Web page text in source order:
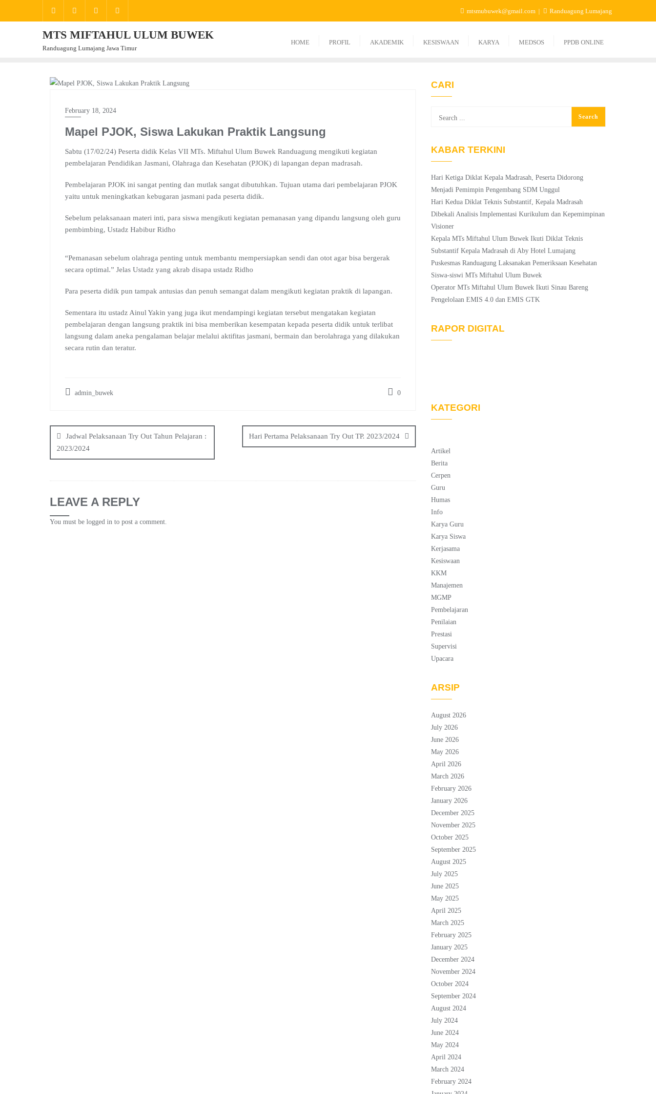
mtsmubuwek@gmail.com Randuagung Lumajang
MTS MIFTAHUL ULUM BUWEK
Randuagung Lumajang Jawa Timur
HOME PROFIL AKADEMIK KESISWAAN KARYA MEDSOS PPDB ONLINE
February 18, 2024
Mapel PJOK, Siswa Lakukan Praktik Langsung
Sabtu (17/02/24) Peserta didik Kelas VII MTs. Miftahul Ulum Buwek Randuagung mengikuti kegiatan
pembelajaran Pendidikan Jasmani, Olahraga dan Kesehatan (PJOK) di lapangan depan madrasah.
Pembelajaran PJOK ini sangat penting dan mutlak sangat dibutuhkan. Tujuan utama dari pembelajaran PJOK
yaitu untuk meningkatkan kebugaran jasmani pada peserta didik.
Sebelum pelaksanaan materi inti, para siswa mengikuti kegiatan pemanasan yang dipandu langsung oleh guru
pembimbing, Ustadz Habibur Ridho
“Pemanasan sebelum olahraga penting untuk membantu mempersiapkan sendi dan otot agar bisa bergerak
secara optimal.” Jelas Ustadz yang akrab disapa ustadz Ridho
Para peserta didik pun tampak antusias dan penuh semangat dalam mengikuti kegiatan praktik di lapangan.
Sementara itu ustadz Ainul Yakin yang juga ikut mendampingi kegiatan tersebut mengatakan kegiatan
pembelajaran dengan langsung praktik ini bisa memberikan kesempatan kepada peserta didik untuk terlibat
langsung dalam aneka pengalaman belajar melalui aktifitas jasmani, bermain dan berolahraga yang dilakukan
secara rutin dan teratur.
admin_buwek 0
navigation
Jadwal Pelaksanaan Try Out Tahun Pelajaran :
2023/2024
Hari Pertama Pelaksanaan Try Out TP. 2023/2024
LEAVE A REPLY
You must be logged in to post a comment.
CARI
KABAR TERKINI
Hari Ketiga Diklat Kepala Madrasah, Peserta Didorong
Menjadi Pemimpin Pengembang SDM Unggul
Hari Kedua Diklat Teknis Substantif, Kepala Madrasah
Dibekali Analisis Implementasi Kurikulum dan Kepemimpinan
Visioner
Kepala MTs Miftahul Ulum Buwek Ikuti Diklat Teknis
Substantif Kepala Madrasah di Aby Hotel Lumajang
Puskesmas Randuagung Laksanakan Pemeriksaan Kesehatan
Siswa-siswi MTs Miftahul Ulum Buwek
Operator MTs Miftahul Ulum Buwek Ikuti Sinau Bareng
Pengelolaan EMIS 4.0 dan EMIS GTK
RAPOR DIGITAL
KATEGORI
Artikel
Berita
Cerpen
Guru
Humas
Info
Karya Guru
Karya Siswa
Kerjasama
Kesiswaan
KKM
Manajemen
MGMP
Pembelajaran
Penilaian
Prestasi
Supervisi
Upacara
ARSIP
August 2026
July 2026
June 2026
May 2026
April 2026
March 2026
February 2026
January 2026
December 2025
November 2025
October 2025
September 2025
August 2025
July 2025
June 2025
May 2025
April 2025
March 2025
February 2025
January 2025
December 2024
November 2024
October 2024
September 2024
August 2024
July 2024
June 2024
May 2024
April 2024
March 2024
February 2024